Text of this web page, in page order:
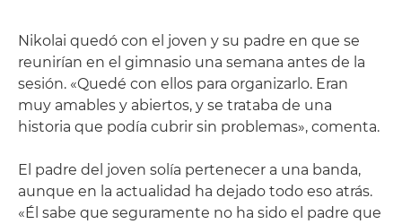
Nikolai quedó con el joven y su padre en que se
reunirían en el gimnasio una semana antes de la
sesión. «Quedé con ellos para organizarlo. Eran
muy amables y abiertos, y se trataba de una
historia que podía cubrir sin problemas», comenta.
El padre del joven solía pertenecer a una banda,
aunque en la actualidad ha dejado todo eso atrás.
«Él sabe que seguramente no ha sido el padre que